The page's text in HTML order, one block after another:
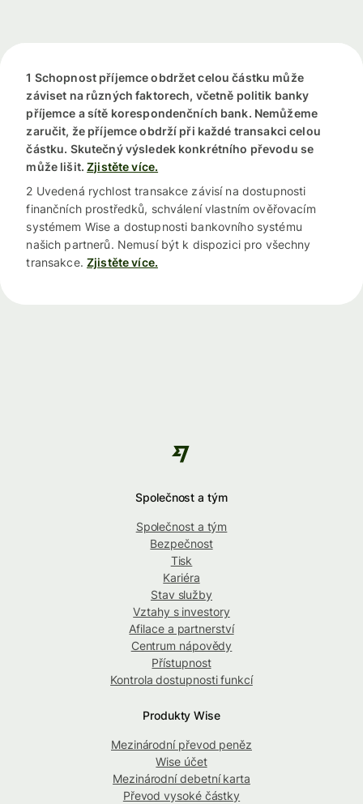
1 Schopnost příjemce obdržet celou částku může
záviset na různých faktorech, včetně politik banky
příjemce a sítě korespondenčních bank. Nemůžeme
zaručit, že příjemce obdrží při každé transakci celou
částku. Skutečný výsledek konkrétního převodu se
může lišit. Zjistěte více.
2 Uvedená rychlost transakce závisí na dostupnosti
finančních prostředků, schválení vlastním ověřovacím
systémem Wise a dostupnosti bankovního systému
našich partnerů. Nemusí být k dispozici pro všechny
transakce. Zjistěte více.
Společnost a tým
Společnost a tým
Bezpečnost
Tisk
Kariéra
Stav služby
Vztahy s investory
Afilace a partnerství
Centrum nápovědy
Přístupnost
Kontrola dostupnosti funkcí
Produkty Wise
Mezinárodní převod peněz
Wise účet
Mezinárodní debetní karta
Převod vysoké částky